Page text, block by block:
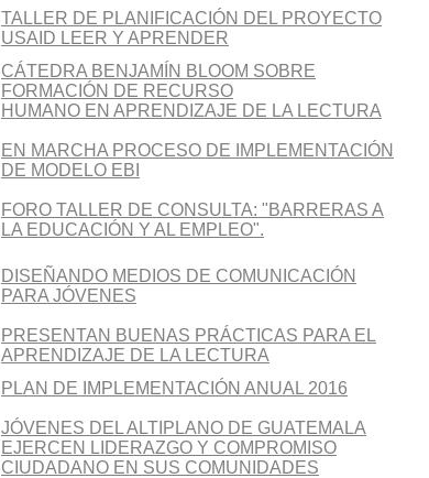
TALLER DE PLANIFICACIÓN DEL PROYECTO
USAID LEER Y APRENDER
CÁTEDRA BENJAMÍN BLOOM SOBRE
FORMACIÓN DE RECURSO
HUMANO EN APRENDIZAJE DE LA LECTURA
EN MARCHA PROCESO DE IMPLEMENTACIÓN
DE MODELO EBI
FORO TALLER DE CONSULTA: "BARRERAS A
LA EDUCACIÓN Y AL EMPLEO".
DISEÑANDO MEDIOS DE COMUNICACIÓN
PARA JÓVENES
PRESENTAN BUENAS PRÁCTICAS PARA EL
APRENDIZAJE DE LA LECTURA
PLAN DE IMPLEMENTACIÓN ANUAL 2016
JÓVENES DEL ALTIPLANO DE GUATEMALA
EJERCEN LIDERAZGO Y COMPROMISO
CIUDADANO EN SUS COMUNIDADES